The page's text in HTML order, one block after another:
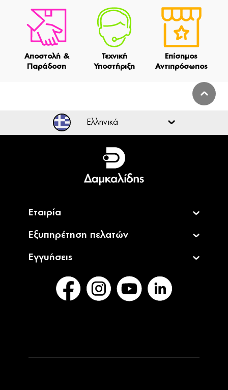
Αποστολή &
Παράδοση
Τεχνική
Υποστήριξη
Επίσημος
Αντιπρόσωπος
Ελληνικά
Ελληνικά
English
Εταιρία
Εξυπηρέτηση πελατών
Εγγυήσεις